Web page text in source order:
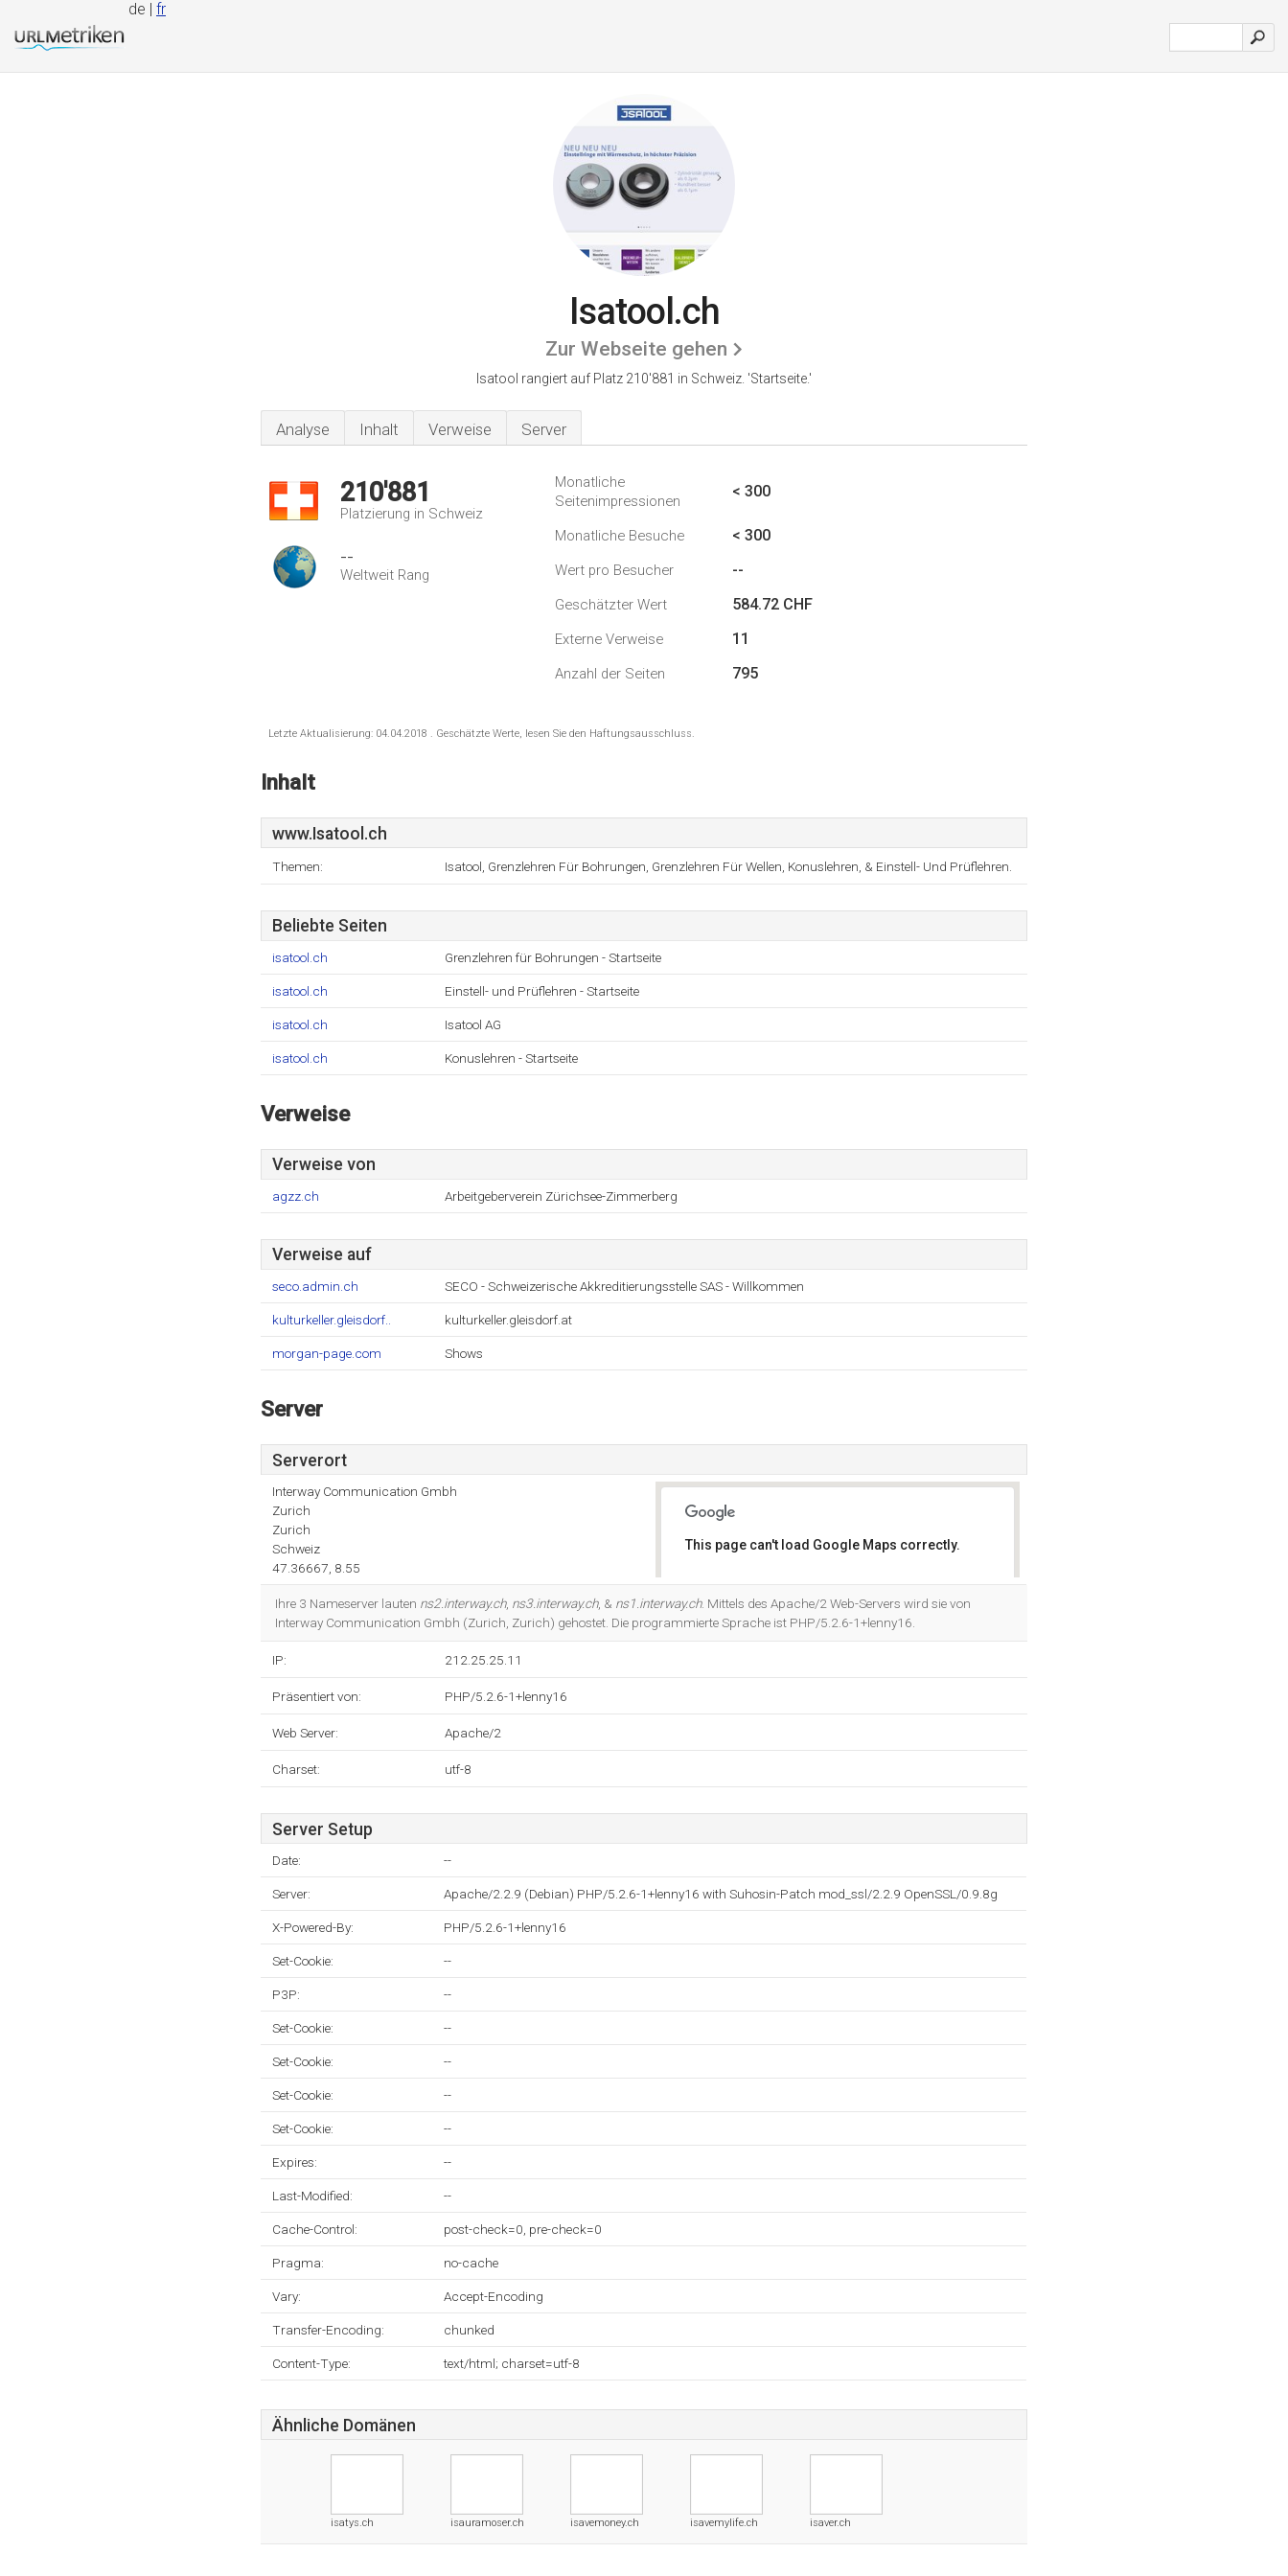
de | fr
Isatool.ch
Zur Webseite gehen
Isatool rangiert auf Platz 210'881 in Schweiz. 'Startseite.'
Analyse Inhalt Verweise Server
210'881
Platzierung in Schweiz
--
Weltweit Rang
Monatliche
Seitenimpressionen
< 300
Monatliche Besuche < 300
Wert pro Besucher --
Geschätzter Wert 584.72 CHF
Externe Verweise 11
Anzahl der Seiten 795
Letzte Aktualisierung: 04.04.2018 . Geschätzte Werte, lesen Sie den Haftungsausschluss.
Inhalt
www.Isatool.ch
Themen: Isatool, Grenzlehren Für Bohrungen, Grenzlehren Für Wellen, Konuslehren, & Einstell- Und Prüflehren.
Beliebte Seiten
isatool.ch Grenzlehren für Bohrungen - Startseite
isatool.ch Einstell- und Prüflehren - Startseite
isatool.ch Isatool AG
isatool.ch Konuslehren - Startseite
Verweise
Verweise von
agzz.ch Arbeitgeberverein Zürichsee-Zimmerberg
Verweise auf
seco.admin.ch SECO - Schweizerische Akkreditierungsstelle SAS - Willkommen
kulturkeller.gleisdorf.. kulturkeller.gleisdorf.at
morgan-page.com Shows
Server
Serverort
Interway Communication Gmbh
Zurich
Zurich
Schweiz
47.36667, 8.55
This page can't load Google Maps correctly.
Ihre 3 Nameserver lauten ns2.interway.ch, ns3.interway.ch, & ns1.interway.ch. Mittels des Apache/2 Web-Servers wird sie von
Interway Communication Gmbh (Zurich, Zurich) gehostet. Die programmierte Sprache ist PHP/5.2.6-1+lenny16.
IP: 212.25.25.11
Präsentiert von: PHP/5.2.6-1+lenny16
Web Server: Apache/2
Charset: utf-8
Server Setup
Date: --
Server: Apache/2.2.9 (Debian) PHP/5.2.6-1+lenny16 with Suhosin-Patch mod_ssl/2.2.9 OpenSSL/0.9.8g
X-Powered-By: PHP/5.2.6-1+lenny16
Set-Cookie: --
P3P: --
Set-Cookie: --
Set-Cookie: --
Set-Cookie: --
Set-Cookie: --
Expires: --
Last-Modified: --
Cache-Control: post-check=0, pre-check=0
Pragma: no-cache
Vary: Accept-Encoding
Transfer-Encoding: chunked
Content-Type: text/html; charset=utf-8
Ähnliche Domänen
isatys.ch isauramoser.ch isavemoney.ch isavemylife.ch isaver.ch